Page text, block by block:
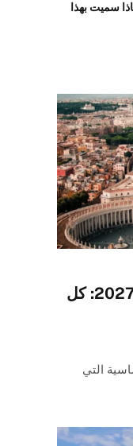
سميت بهذا
دليل تصريح الإقامة في إيطاليا 2027: كل
التي